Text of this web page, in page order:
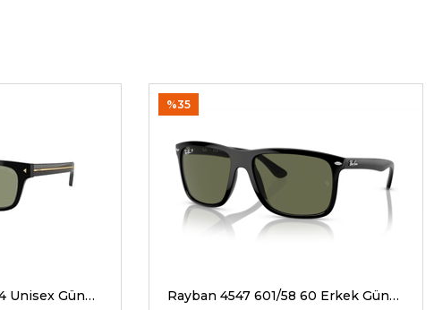
Prada A17S 16K20G 54 Unisex Güneş Gözlükleri Rayban 4547 601/58 60 Erkek Güneş Gözlükleri
%35